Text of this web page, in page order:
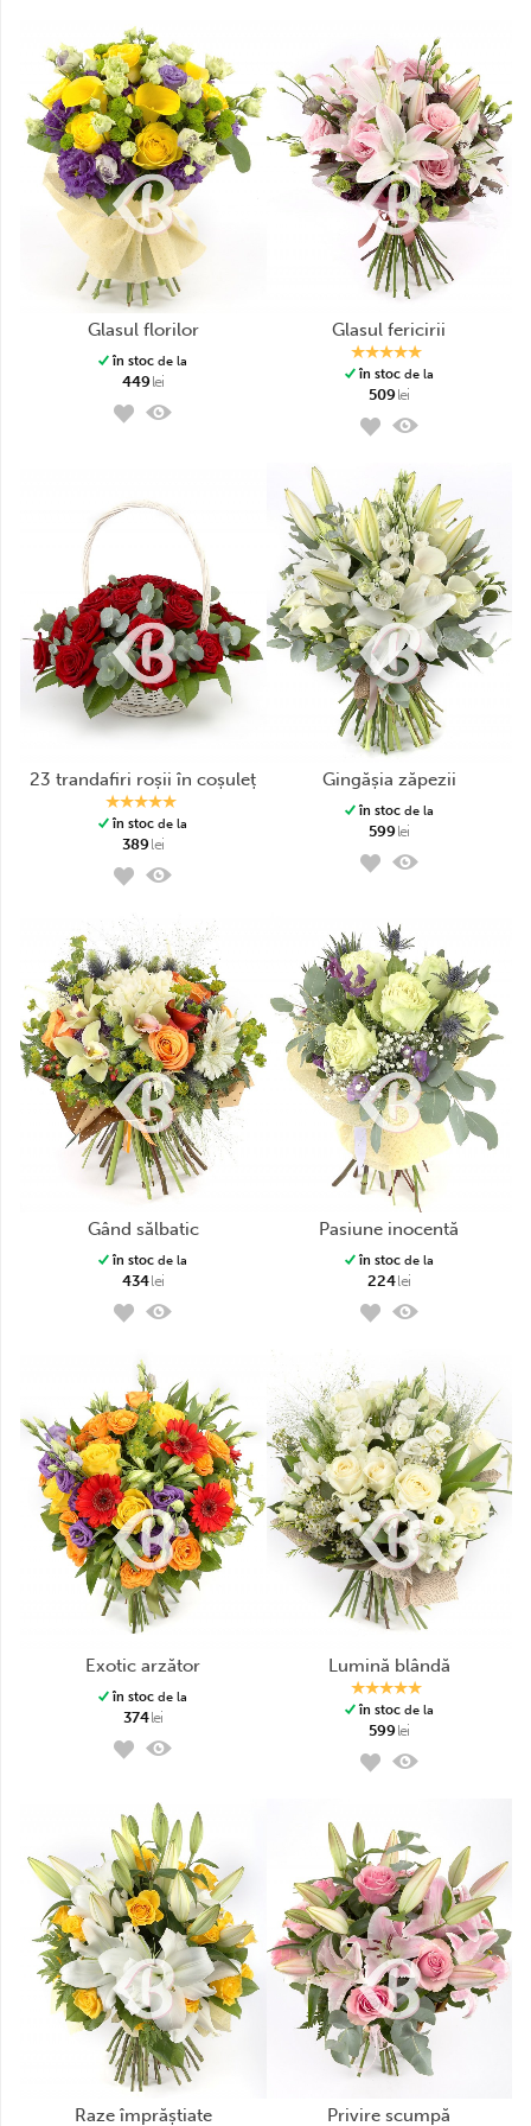
glasul florilor
în stoc de la
449lei
glasul fericirii
în stocde la
509lei
23 trandafiri roșii în coșuleț
în stoc de la
389lei
gingășia zăpezii
în stocde la
599lei
gând sălbatic
în stoc de la
434lei
pasiune inocentă
în stocde la
224lei
exotic arzător
în stoc de la
374lei
lumină blândă
în stocde la
599lei
raze împrăștiate privire scumpă